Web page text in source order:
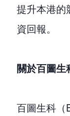
提升本港的
資回報。
關於百圖生
百圖生科（